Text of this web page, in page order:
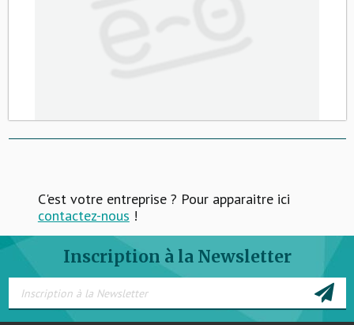
C'est votre entreprise ? Pour apparaitre ici
contactez-nous !
Inscription à la Newsletter